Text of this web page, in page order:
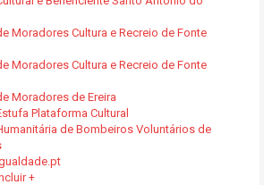
Moradores Cultura e Recreio de Fonte
Moradores Cultura e Recreio de Fonte
Moradores de Ereira
Plataforma Cultural
de Bombeiros Voluntários de
+